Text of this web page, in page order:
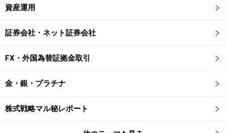
資産運用
証券会社・ネット証券会社
FX・外国為替証拠金取引
金・銀・プラチナ
株式戦略マル秘レポート